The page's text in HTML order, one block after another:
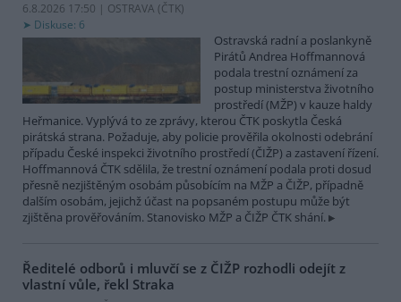
6.8.2026 17:50 | OSTRAVA (ČTK)
Diskuse: 6
Ostravská radní a poslankyně
Pirátů Andrea Hoffmannová
podala trestní oznámení za
postup ministerstva životního
prostředí (MŽP) v kauze haldy
Heřmanice. Vyplývá to ze zprávy, kterou ČTK poskytla Česká
pirátská strana. Požaduje, aby policie prověřila okolnosti odebrání
případu České inspekci životního prostředí (ČIŽP) a zastavení řízení.
Hoffmannová ČTK sdělila, že trestní oznámení podala proti dosud
přesně nezjištěným osobám působícím na MŽP a ČIŽP, případně
dalším osobám, jejichž účast na popsaném postupu může být
zjištěna prověřováním. Stanovisko MŽP a ČIŽP ČTK shání.
Ředitelé odborů i mluvčí se z ČIŽP rozhodli odejít z
vlastní vůle, řekl Straka